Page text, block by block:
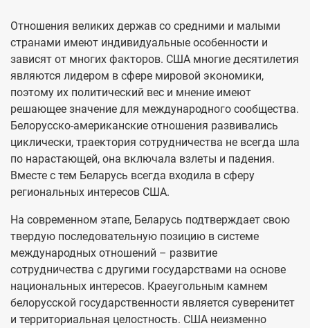
Отношения великих держав со средними и малыми
странами имеют индивидуальные особенности и
зависят от многих факторов. США многие десятилетия
являются лидером в сфере мировой экономики,
поэтому их политический вес и мнение имеют
решающее значение для международного сообщества.
Белорусско-американские отношения развивались
циклически, траектория сотрудничества не всегда шла
по нарастающей, она включала взлеты и падения.
Вместе с тем Беларусь всегда входила в сферу
региональных интересов США.
На современном этапе, Беларусь подтверждает свою
твердую последовательную позицию в системе
международных отношений – развитие
сотрудничества с другими государствами на основе
национальных интересов. Краеугольным камнем
белорусской государственности является суверенитет
и территориальная целостность. США неизменно